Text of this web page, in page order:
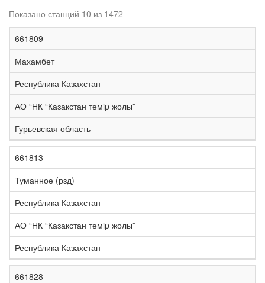
Показано станций 10 из 1472
К
о
д
Н
а
з
в
а
н
и
е
С
т
а
н
а
е
е
з
н
а
я
д
о
о
г
а
Р
е
и
н
661809
Махамбет
Республика Казахстан
АО “НК “Казакстан темip жолы”
Гурьевская область
661813
Туманное (рзд)
Республика Казахстан
АО “НК “Казакстан темip жолы”
Республика Казахстан
661828